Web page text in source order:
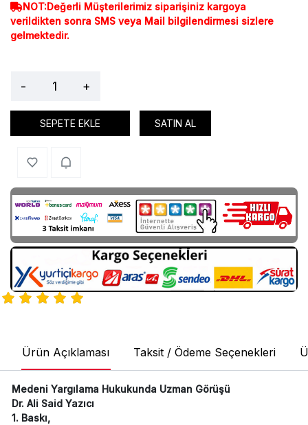
NOT:Değerli Müşterilerimiz siparişiniz kargoya
verildikten sonra SMS veya Mail bilgilendirmesi sizlere
gelmektedir.
- +
SEPETE EKLE SATIN AL
Ürün Açıklaması Taksit / Ödeme Seçenekleri
Medeni Yargılama Hukukunda Uzman Görüşü
Dr. Ali Said Yazıcı
1. Baskı,